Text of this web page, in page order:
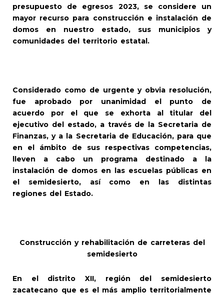
presupuesto de egresos 2023, se considere un
mayor recurso para construcción e instalación de
domos en nuestro estado, sus municipios y
comunidades del territorio estatal.
Considerado como de urgente y obvia resolución,
fue aprobado por unanimidad el punto de
acuerdo por el que se exhorta al titular del
ejecutivo del estado, a través de la Secretaria de
Finanzas, y a la Secretaria de Educación, para que
en el ámbito de sus respectivas competencias,
lleven a cabo un programa destinado a la
instalación de domos en las escuelas públicas en
el semidesierto, así como en las distintas
regiones del Estado.
Construcción y rehabilitación de carreteras del
semidesierto
En el distrito XII, región del semidesierto
zacatecano que es el más amplio territorialmente